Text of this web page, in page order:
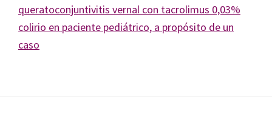
queratoconjuntivitis vernal con tacrolimus 0,03%
colirio en paciente pediátrico, a propósito de un
caso